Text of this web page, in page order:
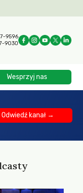
9596
9030
Wesprzyj nas
Odwiedź kanał →